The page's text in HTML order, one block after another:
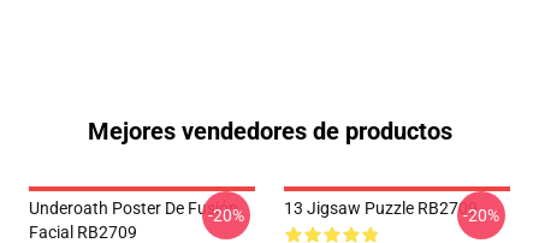
Mejores vendedores de productos
Underoath Poster De Fusión
Facial RB2709
-20% 13 Jigsaw Puzzle RB2709-20%